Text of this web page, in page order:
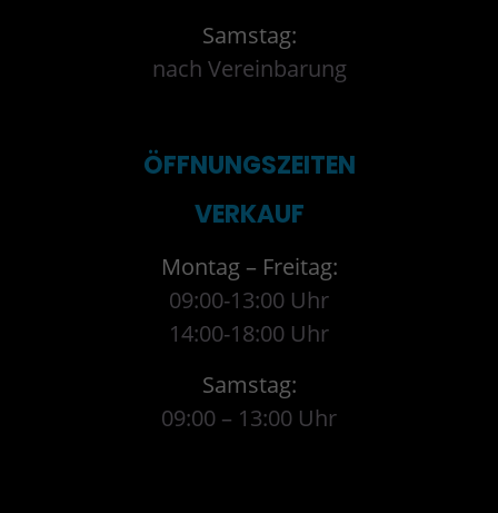
Samstag:
nach Vereinbarung
ÖFFNUNGSZEITEN
VERKAUF
Montag – Freitag:
09:00-13:00 Uhr
14:00-18:00 Uhr
Samstag:
09:00 – 13:00 Uhr